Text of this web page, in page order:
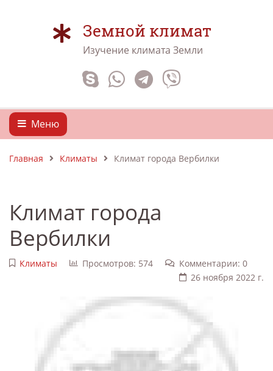
Земной климат
Изучение климата Земли
Меню
Главная Климаты Климат города Вербилки
Климат города
Вербилки
Климаты Просмотров: 574
Комментарии: 0
26 ноября 2022 г.